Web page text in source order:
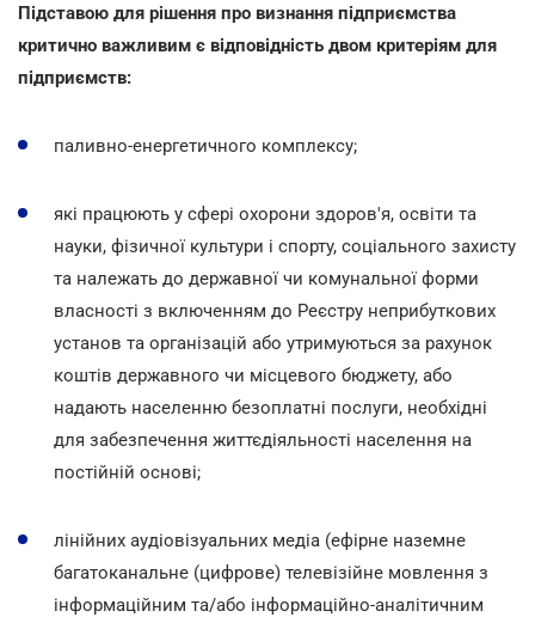
Підставою для рішення про визнання підприємства
критично важливим є відповідність двом критеріям для
підприємств:
паливно-енергетичного комплексу;
які працюють у сфері охорони здоров'я, освіти та
науки, фізичної культури і спорту, соціального захисту
та належать до державної чи комунальної форми
власності з включенням до Реєстру неприбуткових
установ та організацій або утримуються за рахунок
коштів державного чи місцевого бюджету, або
надають населенню безоплатні послуги, необхідні
для забезпечення життєдіяльності населення на
постійній основі;
лінійних аудіовізуальних медіа (ефірне наземне
багатоканальне (цифрове) телевізійне мовлення з
інформаційним та/або інформаційно-аналітичним